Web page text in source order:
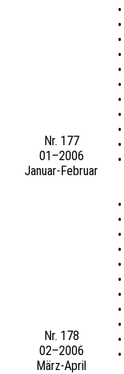
Nr. 177
01–2006
Januar-Febru­ar
•
•
•
•
•
•
•
•
•
•
•
Nr. 178
02–2006
März-April
•
•
•
•
•
•
•
•
•
•
•